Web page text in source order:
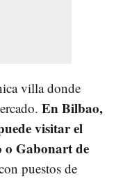
villa donde
En Bilbao,
visitar el
o Gabonart de
puestos de